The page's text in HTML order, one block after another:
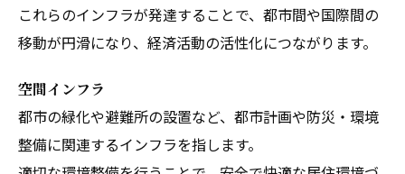
これらのインフラが発達することで、都市間や国際間の
移動が円滑になり、経済活動の活性化につながります。
空間インフラ
都市の緑化や避難所の設置など、都市計画や防災・環境
整備に関連するインフラを指します。